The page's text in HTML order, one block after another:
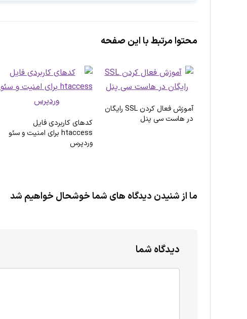
محتوا مرتبط با این صفحه
آموزش فعال کردن SSL رایگان
در هاست سی پنل
کدهای کاربردی فایل
htaccess برای امنیت و سئو
وردپرس
ما از شنیدن دیدگاه های شما خوشحال خواهیم شد
دیدگاه شما